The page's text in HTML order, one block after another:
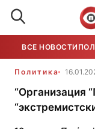
ВСЕ НОВОСТИ
Политика
“Организация